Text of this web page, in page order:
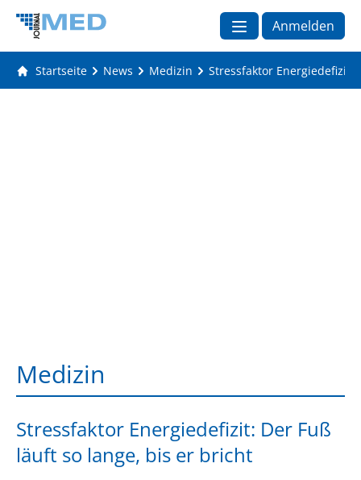
Anmelden
Startseite News Medizin Stressfaktor Energiedefizit:
Medizin
Stressfaktor Energiedefizit: Der Fuß
läuft so lange, bis er bricht